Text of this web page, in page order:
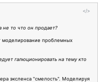
</>
не то что он продает?
моделирование проблемных
галюционировать на тему кто
эксленса "смелость". Моделируя